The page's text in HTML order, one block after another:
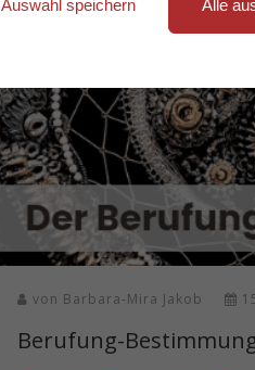
von Barbara-Mira Jakob
Berufung-
Auswahl speichern Alle